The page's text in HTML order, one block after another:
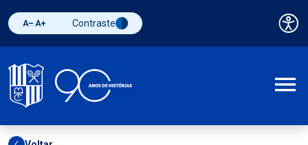
Diminuir fonte
Aumentar fonteAlternar contraste
Contraste